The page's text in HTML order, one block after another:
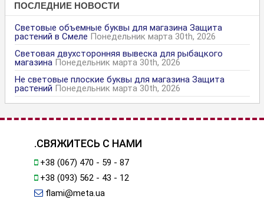
ПОСЛЕДНИЕ НОВОСТИ
Световые объемные буквы для магазина Защита
растений в Смеле Понедельник марта 30th, 2026
Световая двухсторонняя вывеска для рыбацкого
магазина Понедельник марта 30th, 2026
Не световые плоские буквы для магазина Защита
растений Понедельник марта 30th, 2026
.СВЯЖИТЕСЬ С НАМИ
+38 (067) 470 - 59 - 87
+38 (093) 562 - 43 - 12
flami@meta.ua